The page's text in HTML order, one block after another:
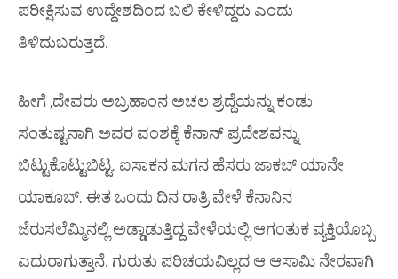
ಪರೀಕ್ಷಿಸುವ ಉದ್ದೇಶದಿಂದ ಬಲಿ ಕೇಳಿದ್ದರು ಎಂದು
ತಿಳಿದುಬರುತ್ತದೆ.
ಹೀಗೆ ,ದೇವರು ಅಬ್ರಹಾಂನ ಅಚಲ ಶ್ರದ್ದೆಯನ್ನು ಕಂಡು
ಸಂತುಷ್ಟನಾಗಿ ಅವರ ವಂಶಕ್ಕೆ ಕೆನಾನ್ ಪ್ರದೇಶವನ್ನು
ಬಿಟ್ಟುಕೊಟ್ಟುಬಿಟ್ಟ. ಐಸಾಕನ ಮಗನ ಹೆಸರು ಜಾಕಬ್ ಯಾನೇ
ಯಾಕೂಬ್. ಈತ ಒಂದು ದಿನ ರಾತ್ರಿ ವೇಳೆ ಕೆನಾನಿನ
ಜೆರುಸಲೆಮ್ಮಿನಲ್ಲಿ ಅಡ್ಡಾಡುತ್ತಿದ್ದ ವೇಳೆಯಲ್ಲಿ ಆಗಂತುಕ ವ್ಯಕ್ತಿಯೊಬ್ಬ
ಎದುರಾಗುತ್ತಾನೆ. ಗುರುತು ಪರಿಚಯವಿಲ್ಲದ ಆ ಆಸಾಮಿ ನೇರವಾಗಿ